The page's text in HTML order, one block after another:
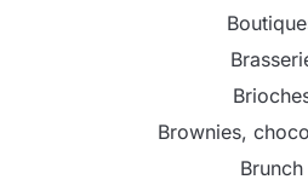
Brownies,
Brunch